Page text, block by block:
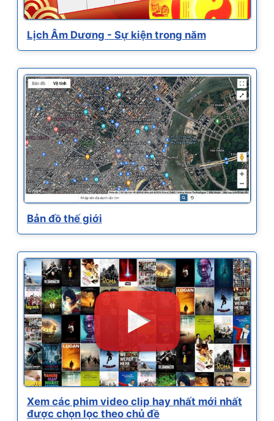
Lịch Âm Dương - Sự kiện trong năm
Bản đồ thế giới
Xem các phim video clip hay nhất mới nhất
được chọn lọc theo chủ đề